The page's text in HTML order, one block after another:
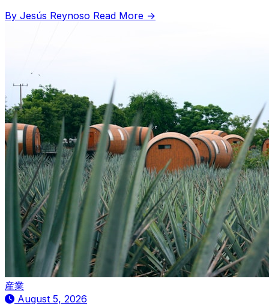
By Jesús Reynoso Read More →
産業
August 5, 2026